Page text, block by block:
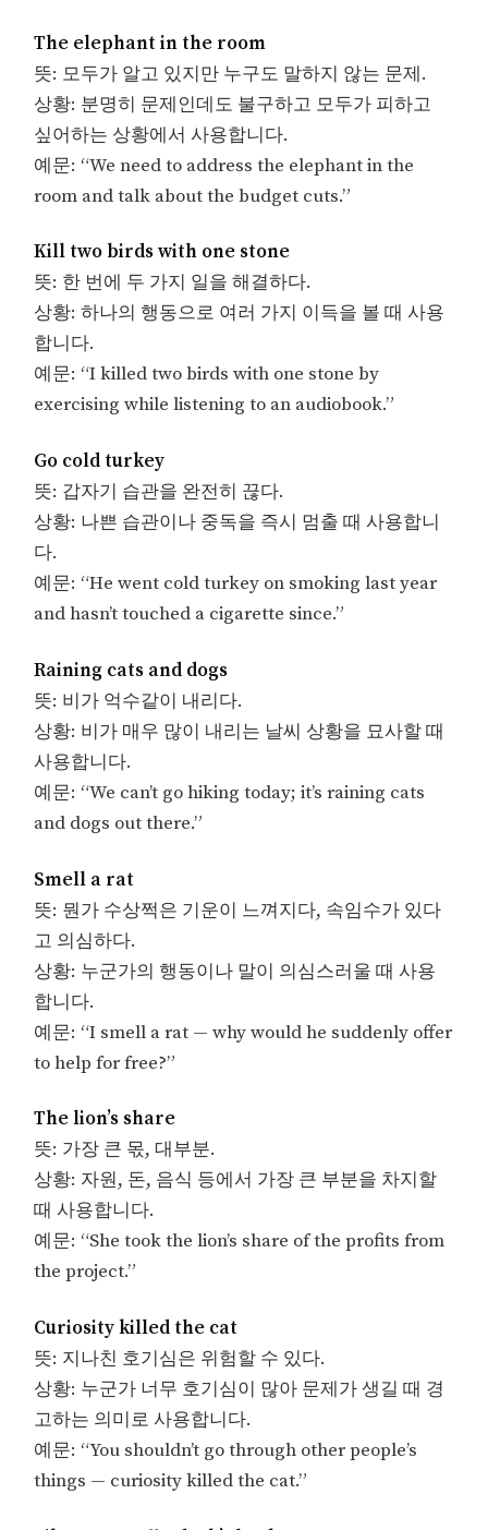
The elephant in the room
뜻: 모두가 알고 있지만 누구도 말하지 않는 문제.
상황: 분명히 문제인데도 불구하고 모두가 피하고
싶어하는 상황에서 사용합니다.
예문: “We need to address the elephant in the
room and talk about the budget cuts.”
Kill two birds with one stone
뜻: 한 번에 두 가지 일을 해결하다.
상황: 하나의 행동으로 여러 가지 이득을 볼 때 사용
합니다.
예문: “I killed two birds with one stone by
exercising while listening to an audiobook.”
Go cold turkey
뜻: 갑자기 습관을 완전히 끊다.
상황: 나쁜 습관이나 중독을 즉시 멈출 때 사용합니
다.
예문: “He went cold turkey on smoking last year
and hasn’t touched a cigarette since.”
Raining cats and dogs
뜻: 비가 억수같이 내리다.
상황: 비가 매우 많이 내리는 날씨 상황을 묘사할 때
사용합니다.
예문: “We can’t go hiking today; it’s raining cats
and dogs out there.”
Smell a rat
뜻: 뭔가 수상쩍은 기운이 느껴지다, 속임수가 있다
고 의심하다.
상황: 누군가의 행동이나 말이 의심스러울 때 사용
합니다.
예문: “I smell a rat — why would he suddenly offer
to help for free?”
The lion’s share
뜻: 가장 큰 몫, 대부분.
상황: 자원, 돈, 음식 등에서 가장 큰 부분을 차지할
때 사용합니다.
예문: “She took the lion’s share of the profits from
the project.”
Curiosity killed the cat
뜻: 지나친 호기심은 위험할 수 있다.
상황: 누군가 너무 호기심이 많아 문제가 생길 때 경
고하는 의미로 사용합니다.
예문: “You shouldn’t go through other people’s
things — curiosity killed the cat.”